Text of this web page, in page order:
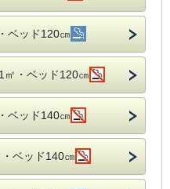
ベッド120㎝
・ベッド120㎝
ベッド140㎝
ベッド140㎝